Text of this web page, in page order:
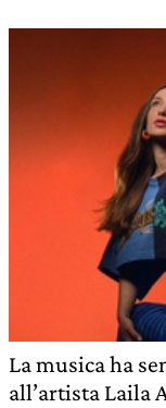
La musica ha
all’artista Laila